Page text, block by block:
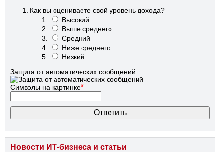
Как вы оцениваете свой уровень дохода?
Высокий
Выше среднего
Средний
Ниже среднего
Низкий
Защита от автоматических сообщений
Символы на картинке*
Новости ИТ-бизнеса и статьи